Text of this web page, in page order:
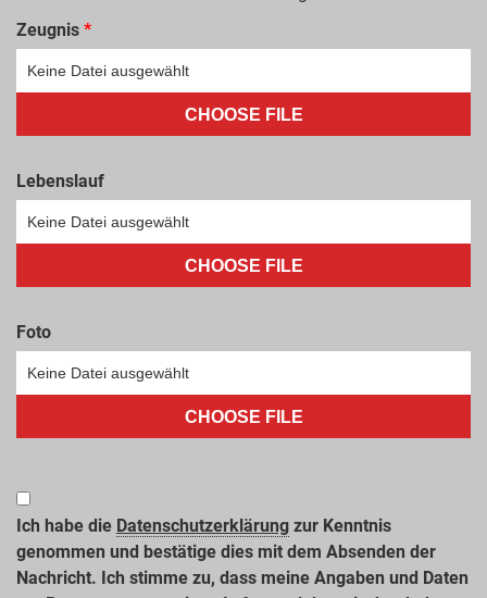
Zeugnis *
CHOOSE FILE
Lebenslauf
CHOOSE FILE
Foto
CHOOSE FILE
Ich habe die Datenschutzerklärung zur Kenntnis
genommen und bestätige dies mit dem Absenden der
Nachricht. Ich stimme zu, dass meine Angaben und Daten